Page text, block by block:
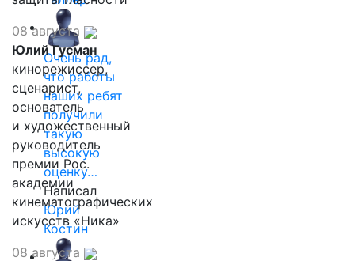
Очень рад,
что работы
наших ребят
получили
такую
высокую
оценку…
Написал
Юрий
Костин
08 августа
Юлий Гусман
кинорежиссер,
сценарист,
основатель
и художественный
руководитель
премии Рос.
академии
кинематографических
искусств «Ника»
08 августа